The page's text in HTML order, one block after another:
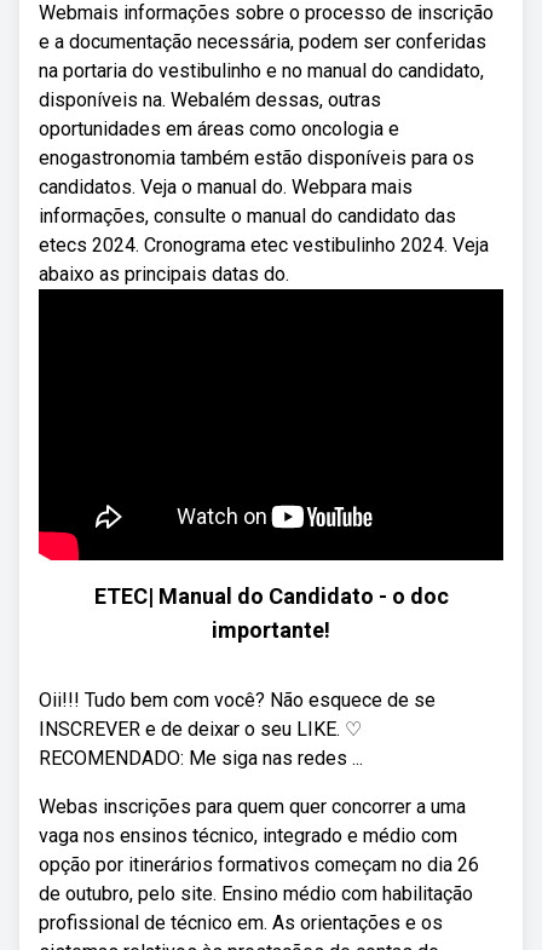
Webmais informações sobre o processo de inscrição
e a documentação necessária, podem ser conferidas
na portaria do vestibulinho e no manual do candidato,
disponíveis na. Webalém dessas, outras
oportunidades em áreas como oncologia e
enogastronomia também estão disponíveis para os
candidatos. Veja o manual do. Webpara mais
informações, consulte o manual do candidato das
etecs 2024. Cronograma etec vestibulinho 2024. Veja
abaixo as principais datas do.
ETEC| Manual do Candidato - o doc
importante!
Oii!!! Tudo bem com você? Não esquece de se
INSCREVER e de deixar o seu LIKE. ♡
RECOMENDADO: Me siga nas redes ...
Webas inscrições para quem quer concorrer a uma
vaga nos ensinos técnico, integrado e médio com
opção por itinerários formativos começam no dia 26
de outubro, pelo site. Ensino médio com habilitação
profissional de técnico em. As orientações e os